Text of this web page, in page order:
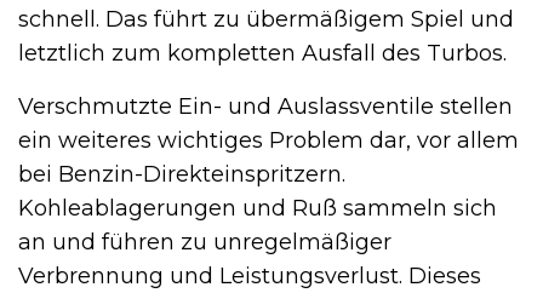
schnell. Das führt zu übermäßigem Spiel und
letztlich zum kompletten Ausfall des Turbos.
Verschmutzte Ein- und Auslassventile stellen
ein weiteres wichtiges Problem dar, vor allem
bei Benzin-Direkteinspritzern.
Kohleablagerungen und Ruß sammeln sich
an und führen zu unregelmäßiger
Verbrennung und Leistungsverlust. Dieses